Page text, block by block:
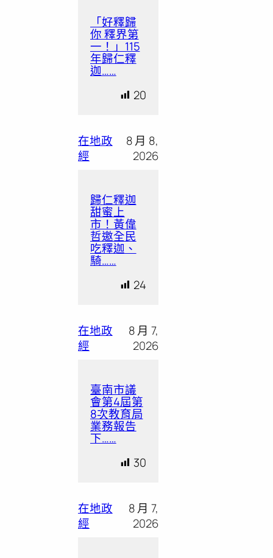
「好釋歸
你 釋界第
一！」115
年歸仁釋
迦……
20
在地政
經
8 月 8,
2026
歸仁釋迦
甜蜜上
市！黃偉
哲邀全民
吃釋迦、
騎……
24
在地政
經
8 月 7,
2026
臺南市議
會第4屆第
8次教育局
業務報告
下……
30
在地政
經
8 月 7,
2026